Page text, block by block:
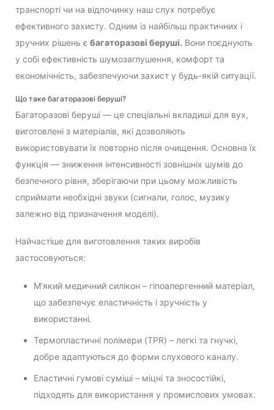
транспорті чи на відпочинку наш слух потребує
ефективного захисту. Одним із найбільш практичних і
зручних рішень є багаторазові беруші. Вони поєднують
у собі ефективність шумозаглушення, комфорт та
економічність, забезпечуючи захист у будь-якій ситуації.
Що таке багаторазові беруші?
Багаторазові беруші — це спеціальні вкладиші для вух,
виготовлені з матеріалів, які дозволяють
використовувати їх повторно після очищення. Основна їх
функція — зниження інтенсивності зовнішніх шумів до
безпечного рівня, зберігаючи при цьому можливість
сприймати необхідні звуки (сигнали, голос, музику
залежно від призначення моделі).
Найчастіше для виготовлення таких виробів
застосовуються:
М’який медичний силікон – гіпоалергенний матеріал,
що забезпечує еластичність і зручність у
використанні.
Термопластичні полімери (TPR) – легкі та гнучкі,
добре адаптуються до форми слухового каналу.
Еластичні гумові суміші – міцні та зносостійкі,
підходять для використання у промислових умовах.